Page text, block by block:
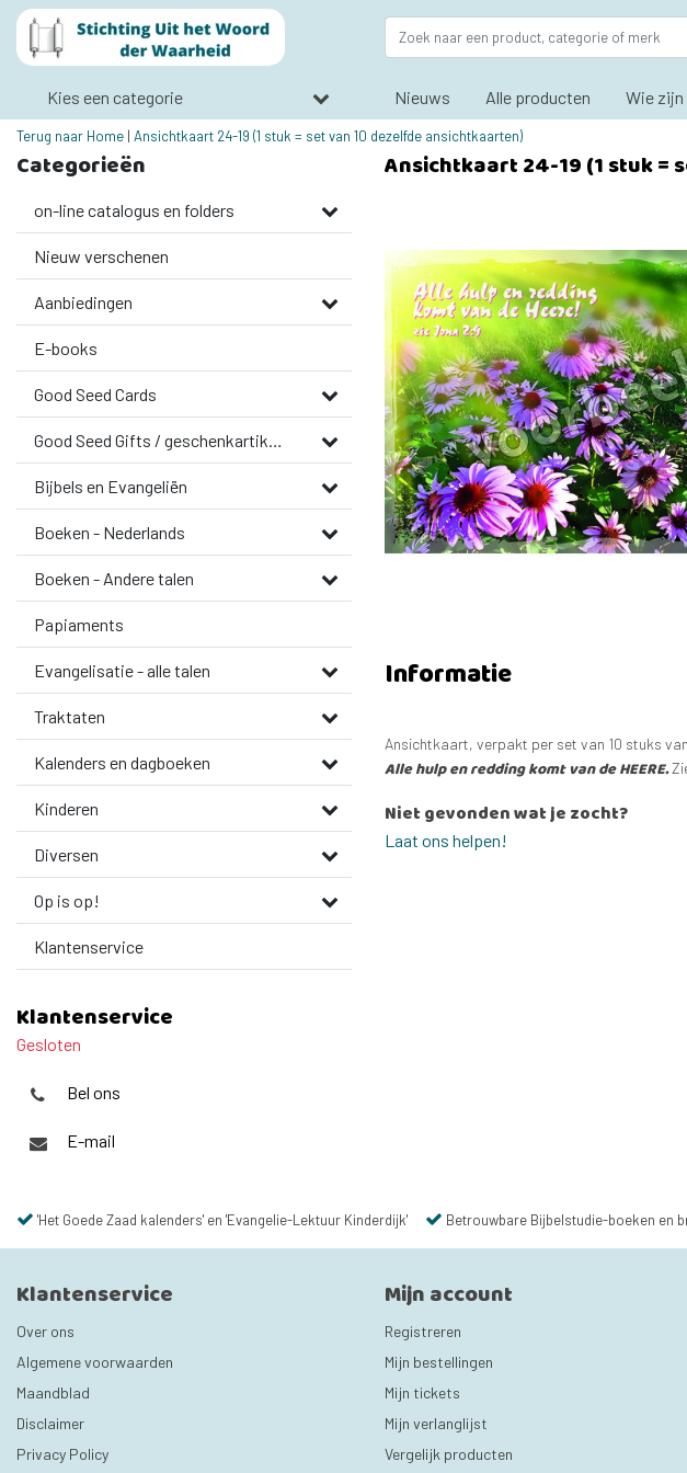
Kies een categorie Nieuws Alle producten Wie
Terug naar Home | Ansichtkaart 24-19 (1 stuk = set van 10 dezelfde ansichtkaarten)
Categorieën
on-line catalogus en folders
Nieuw verschenen
Aanbiedingen
E-books
Good Seed Cards
Good Seed Gifts / geschenkartikelen
Bijbels en Evangeliën
Boeken - Nederlands
Boeken - Andere talen
Papiaments
Evangelisatie - alle talen
Traktaten
Kalenders en dagboeken
Kinderen
Diversen
Op is op!
Klantenservice
Klantenservice
Gesloten
Bel ons
E-mail
Ansichtkaart 24-19 (1 stuk =
Informatie
Ansichtkaart, verpakt per set van 10 stuks
Alle hulp en redding komt van de HEERE.
Niet gevonden wat je zocht?
Laat ons helpen!
'Het Goede Zaad kalenders' en 'Evangelie-Lektuur Kinderdijk' Betrouwbare Bijbelstudie-boeken en
Klantenservice
Over ons
Algemene voorwaarden
Maandblad
Disclaimer
Privacy Policy
Mijn account
Registreren
Mijn bestellingen
Mijn tickets
Mijn verlanglijst
Vergelijk producten